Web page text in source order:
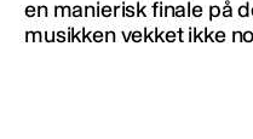
en manierisk finale på
musikken vekket ikke